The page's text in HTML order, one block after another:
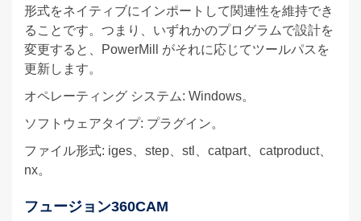
形式をネイティブにインポートして関連性を維持でき
ることです。つまり、いずれかのプログラムで設計を
変更すると、PowerMill がそれに応じてツールパスを
更新します。
オペレーティング システム: Windows。
ソフトウェアタイプ: プラグイン。
ファイル形式: iges、step、stl、catpart、catproduct、
nx。
フュージョン360CAM